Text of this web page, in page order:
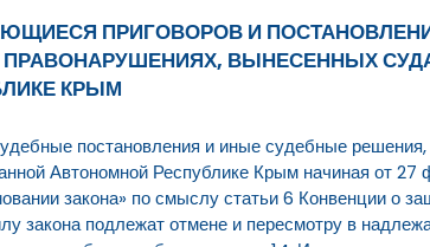
ПРИГОВОРОВ И
ВЫНЕСЕННЫХ
КРЫМ
постановления и иные судебные
Автономной Республике Крым начиная от 27
закона» по смыслу статьи 6 Конвенции о
закона подлежат отмене и пересмотру в